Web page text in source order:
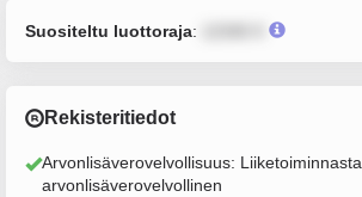
Suositeltu luottoraja:
Rekisteritiedot
Arvonlisäverovelvollisuus: Liiketoiminnasta
arvonlisäverovelvollinen